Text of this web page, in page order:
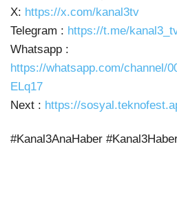
X: https://x.com/kanal3tv
Telegram : https://t.me/
Whatsapp :
https://whatsapp.com/channel/
ELq17
Next : https://
#Kanal3AnaHaber